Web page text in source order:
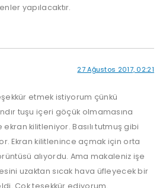
yapılacaktır.
27 Ağustos 2017, 02:21
etmek istiyorum çünkü
tuşu içeri göçük olmamasına
kilitleniyor. Basılı tutmuş gibi
Ekran kilitlenince açmak için orta
alıyordu. Ama makaleniz işe
uzaktan sıcak hava üfleyecek bir
Çok teşekkür ediyorum.